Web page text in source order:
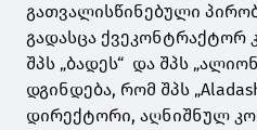
გათვალისწინებული
გადასცა ქვეკონტრაქტორ
შპს „ბადეს“ და შპს
დგინდება, რომ შპს
დირექტორი, აღნიშნულ